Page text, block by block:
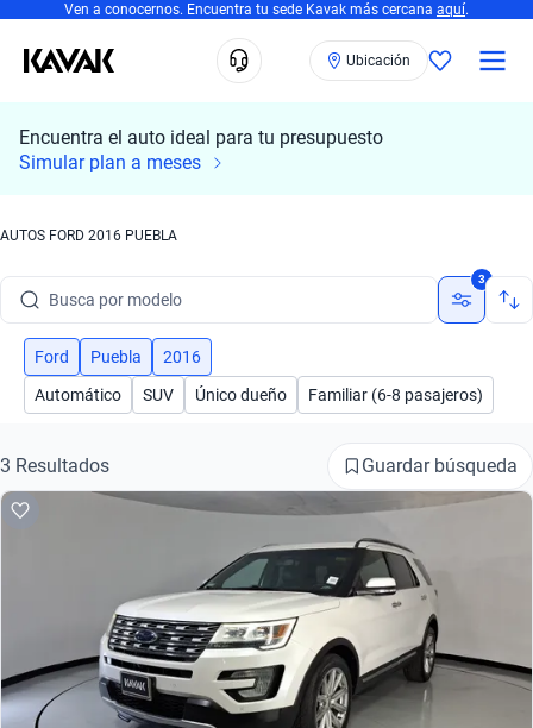
Ven a conocernos. Encuentra tu sede Kavak más cercana aquí.
Ubicación
Encuentra el auto ideal para tu presupuesto
Simular plan a meses
AUTOS FORD 2016 PUEBLA
Busca por modelo
Busca por versión
Busca por año
Busca por marca
Busca por modelo
Busca por año
3
Ford Puebla
2016
Automático
SUV Único dueño Familiar (6-8 pasajeros)
3 Resultados Guardar búsqueda